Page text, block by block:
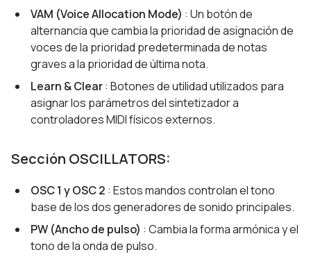
VAM (Voice Allocation Mode) : Un botón de
alternancia que cambia la prioridad de asignación de
voces de la prioridad predeterminada de notas
graves a la prioridad de última nota.
Learn & Clear: Botones de utilidad utilizados para
asignar los parámetros del sintetizador a
controladores MIDI físicos externos.
Sección OSCILLATORS:
OSC 1 y OSC 2 : Estos mandos controlan el tono
base de los dos generadores de sonido principales.
PW (Ancho de pulso) : Cambia la forma armónica y el
tono de la onda de pulso.